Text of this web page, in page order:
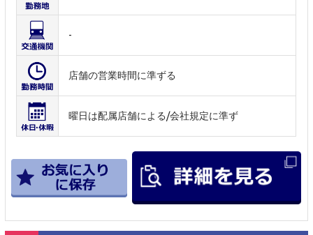
-
店舗の営業時間に準ずる
曜日は配属店舗による/会社規定に準ず